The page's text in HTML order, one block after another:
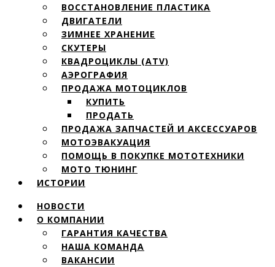
ВОССТАНОВЛЕНИЕ ПЛАСТИКА
ДВИГАТЕЛИ
ЗИМНЕЕ ХРАНЕНИЕ
СКУТЕРЫ
КВАДРОЦИКЛЫ (ATV)
АЭРОГРАФИЯ
ПРОДАЖА МОТОЦИКЛОВ
КУПИТЬ
ПРОДАТЬ
ПРОДАЖА ЗАПЧАСТЕЙ И АКСЕССУАРОВ
МОТОЭВАКУАЦИЯ
ПОМОЩЬ В ПОКУПКЕ МОТОТЕХНИКИ
МОТО ТЮНИНГ
ИСТОРИИ
НОВОСТИ
О КОМПАНИИ
ГАРАНТИЯ КАЧЕСТВА
НАША КОМАНДА
ВАКАНСИИ